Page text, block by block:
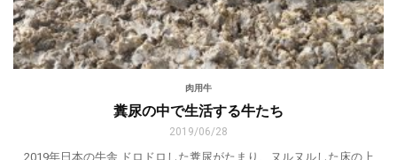
肉用牛
糞尿の中で生活する牛たち
2019/06/28
2019年日本の牛舎 ドロドロした糞尿がたまり、ヌルヌルした床の上